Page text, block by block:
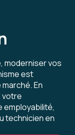
moderniser vos
est
En
votre
technicien en
5
j'aurais pu
pas que,
à lui.
montage et